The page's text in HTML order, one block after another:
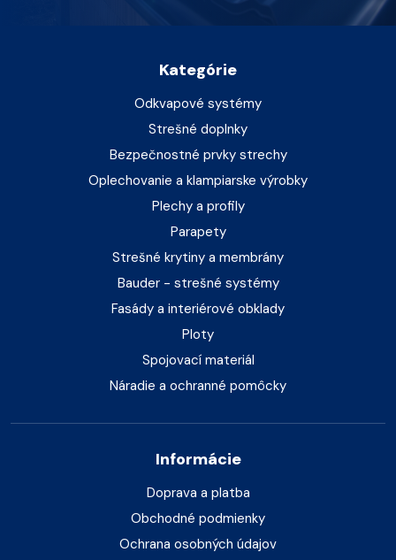
Kategórie
Odkvapové systémy
Strešné doplnky
Bezpečnostné prvky strechy
Oplechovanie a klampiarske výrobky
Plechy a profily
Parapety
Strešné krytiny a membrány
Bauder - strešné systémy
Fasády a interiérové obklady
Ploty
Spojovací materiál
Náradie a ochranné pomôcky
Informácie
Doprava a platba
Obchodné podmienky
Ochrana osobných údajov